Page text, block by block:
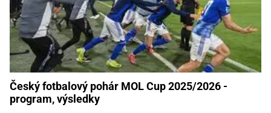
Český fotbalový pohár MOL Cup 2025/2026 -
program, výsledky